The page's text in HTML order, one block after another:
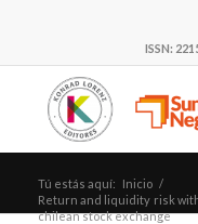
ISSN:
Tú estás aquí: Inicio /
Return and liquidity risk
chilean stock exchange